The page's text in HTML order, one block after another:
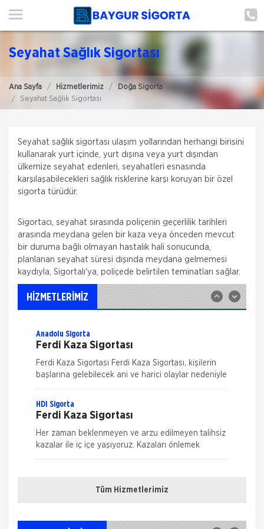
ANA SAYFA
HİZMETLERİMİZ
ŞUBELERIMIZ
ŞUBE BAŞVURUSU
Seyahat Sağlık Sigortası
Ana Sayfa Hizmetlerimiz
Doğa Sigorta
Seyahat Sağlık Sigortası
Seyahat sağlık sigortası ulaşım yollarından herhangi birisini
kullanarak yurt içinde, yurt dışına veya yurt dışından
ülkemize seyahat edenleri, seyahatleri esnasında
karşılaşabilecekleri sağlık risklerine karşı koruyan bir özel
sigorta türüdür.
Sigortacı, seyahat sırasında poliçenin geçerlilik tarihleri
arasında meydana gelen bir kaza veya önceden mevcut
bir duruma bağlı olmayan hastalık hali sonucunda,
planlanan seyahat süresi dışında meydana gelmemesi
kaydıyla, Sigortalı'ya, poliçede belirtilen teminatları sağlar.
HİZMETLERİMİZ
Allianz Sigorta
Zorunlu bir sigorta olan DASK ile binalardaki,
deprem ve deprem nedeni ile oluşabilecek maddi
zararlar güvence altına alınır. Zorunlu Deprem
Sigortası ile; Depremin Deprem sonucu
Allianz Sigorta
İş Yeri Sigortası
Allianz ile işyerinizde güven içinde çalışın!
Anadolu Sigorta
Ferdi Kaza Sigortası
Ferdi Kaza Sigortası Ferdi Kaza Sigortası, kişilerin
başlarına gelebilecek ani ve harici olaylar nedeniyle
uğrayabilecekleri bedensel zararları teminat altına
HDI Sigorta
Ferdi Kaza Sigortası
Her zaman beklenmeyen ve arzu edilmeyen talihsiz
kazalar ile iç içe yaşıyoruz. Kazaları önlemek
mümkün ama ne kadar dikkat edersek edelim
Kasko Sigortası
güvence altına alın. Yeni bir dönem başlatan HDI
Tüm Hizmetlerimiz
ONLİNE Dask Prim Hesaplama
Trafik Hasarı için Gerekli Bilgiler